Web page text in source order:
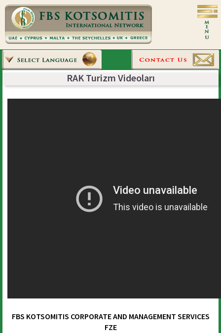
RAK Turizm Videoları
FBS KOTSOMITIS CORPORATE AND MANAGEMENT SERVICES
FZE